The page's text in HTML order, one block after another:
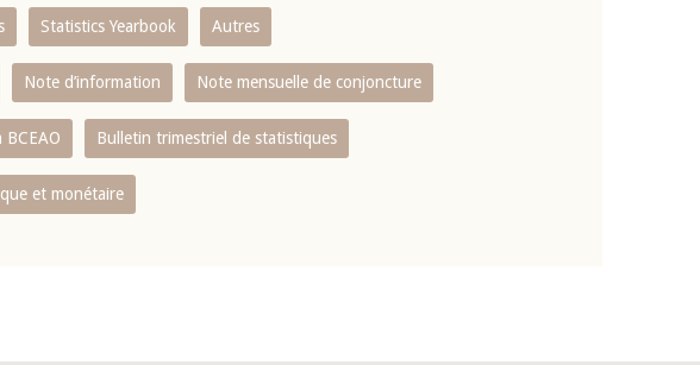
Statistics Yearbook Autres
Note d’information Note mensuelle de conjoncture
BCEAO Bulletin trimestriel de statistiques
et monétaire